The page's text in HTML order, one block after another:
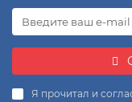
Я прочитал и